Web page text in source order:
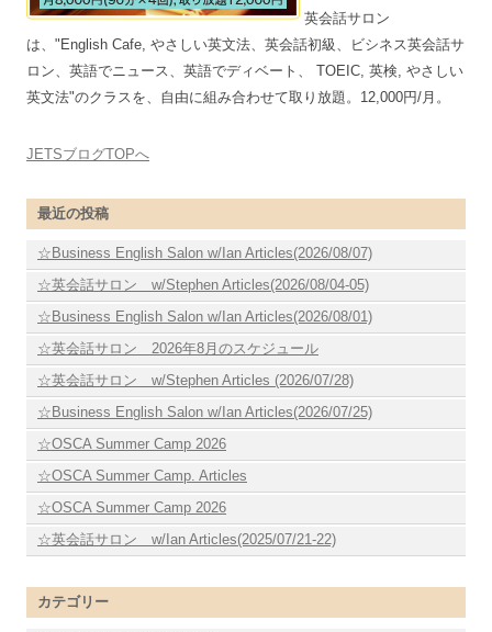
英会話サロン
は、"English Cafe, やさしい英文法、英会話初級、ビシネス英会話サ
ロン、英語でニュース、英語でディベート、 TOEIC, 英検, やさしい
英文法"のクラスを、自由に組み合わせて取り放題。12,000円/月。
JETSブログTOPへ
最近の投稿
☆Business English Salon w/Ian Articles(2026/08/07)
☆英会話サロン w/Stephen Articles(2026/08/04-05)
☆Business English Salon w/Ian Articles(2026/08/01)
☆英会話サロン 2026年8月のスケジュール
☆英会話サロン w/Stephen Articles (2026/07/28)
☆Business English Salon w/Ian Articles(2026/07/25)
☆OSCA Summer Camp 2026
☆OSCA Summer Camp. Articles
☆OSCA Summer Camp 2026
☆英会話サロン w/Ian Articles(2025/07/21-22)
カテゴリー